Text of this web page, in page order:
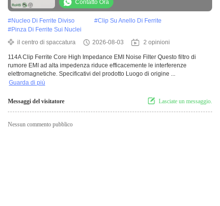
Cavo Filo ID11.4mm
Contatto Ora
#Nucleo Di Ferrite Diviso #Clip Su Anello Di Ferrite
#Pinza Di Ferrite Sui Nuclei
il centro di spaccatura
2026-08-03 2 opinioni
114A Clip Ferrite Core High Impedance EMI Noise Filter Questo filtro di
rumore EMI ad alta impedenza riduce efficacemente le interferenze
elettromagnetiche. Specificativi del prodotto Luogo di origine ...
Guarda di più
Messaggi del visitatore Lasciate un messaggio.
Nessun commento pubblico